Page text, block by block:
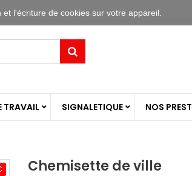
TRAVAIL SIGNALETIQUE NOS
Chemisette de ville
l'écriture de cookies sur votre appareil.